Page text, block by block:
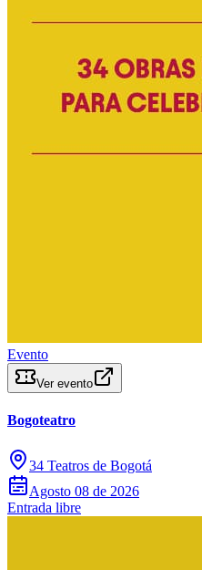
Evento
Ver evento
Bogoteatro
34 Teatros de Bogotá
Agosto 08 de 2026
Entrada libre